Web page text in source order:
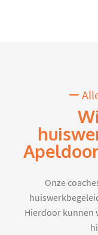
Onze
Hierdoor kunnen